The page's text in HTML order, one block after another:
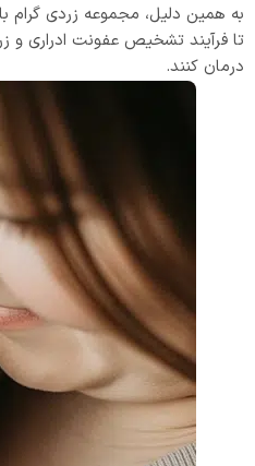
به همین دلیل، مجموعه زردی گرام
تا فرآیند تشخیص عفونت ادراری و
درمان کنند.